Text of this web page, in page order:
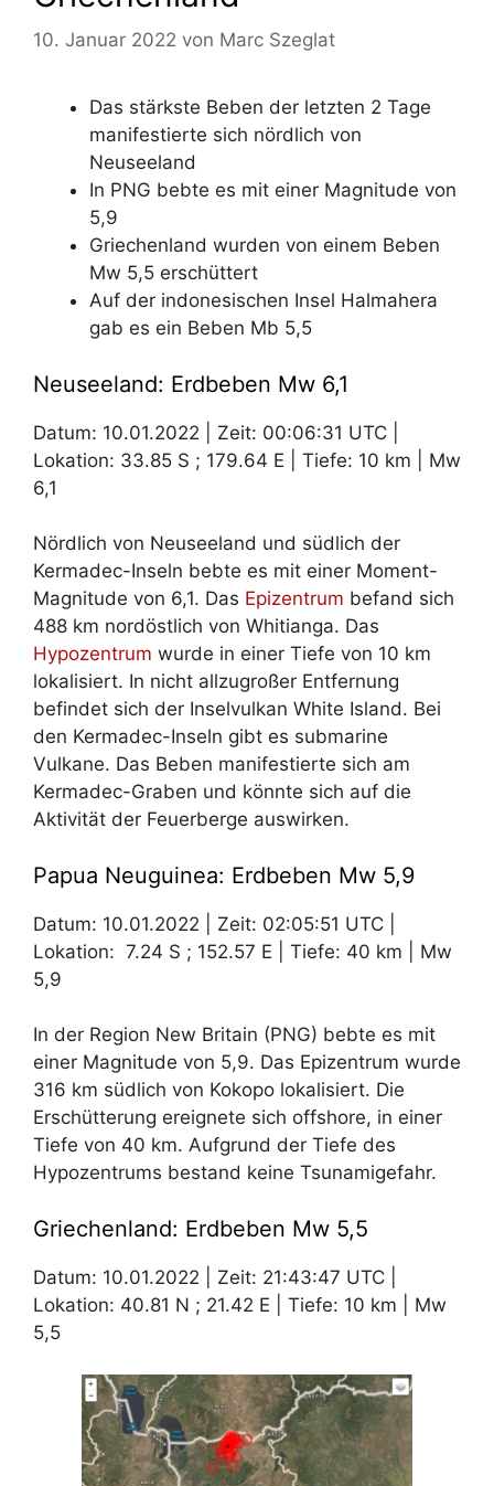
10. Januar 2022 von Marc Szeglat
Das stärkste Beben der letzten 2 Tage
manifestierte sich nördlich von
Neuseeland
In PNG bebte es mit einer Magnitude von
5,9
Griechenland wurden von einem Beben
Mw 5,5 erschüttert
Auf der indonesischen Insel Halmahera
gab es ein Beben Mb 5,5
Neuseeland: Erdbeben Mw 6,1
Datum: 10.01.2022 | Zeit: 00:06:31 UTC |
Lokation: 33.85 S ; 179.64 E | Tiefe: 10 km | Mw
6,1
Nördlich von Neuseeland und südlich der
Kermadec-Inseln bebte es mit einer Moment-
Magnitude von 6,1. Das Epizentrum befand sich
488 km nordöstlich von Whitianga. Das
Hypozentrum wurde in einer Tiefe von 10 km
lokalisiert. In nicht allzugroßer Entfernung
befindet sich der Inselvulkan White Island. Bei
den Kermadec-Inseln gibt es submarine
Vulkane. Das Beben manifestierte sich am
Kermadec-Graben und könnte sich auf die
Aktivität der Feuerberge auswirken.
Papua Neuguinea: Erdbeben Mw 5,9
Datum: 10.01.2022 | Zeit: 02:05:51 UTC |
Lokation: 7.24 S ; 152.57 E | Tiefe: 40 km | Mw
5,9
In der Region New Britain (PNG) bebte es mit
einer Magnitude von 5,9. Das Epizentrum wurde
316 km südlich von Kokopo lokalisiert. Die
Erschütterung ereignete sich offshore, in einer
Tiefe von 40 km. Aufgrund der Tiefe des
Hypozentrums bestand keine Tsunamigefahr.
Griechenland: Erdbeben Mw 5,5
Datum: 10.01.2022 | Zeit: 21:43:47 UTC |
Lokation: 40.81 N ; 21.42 E | Tiefe: 10 km | Mw
5,5